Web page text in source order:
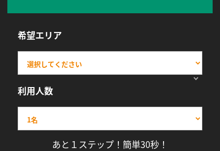
希望エリア
利用人数
あと１ステップ！簡単30秒！